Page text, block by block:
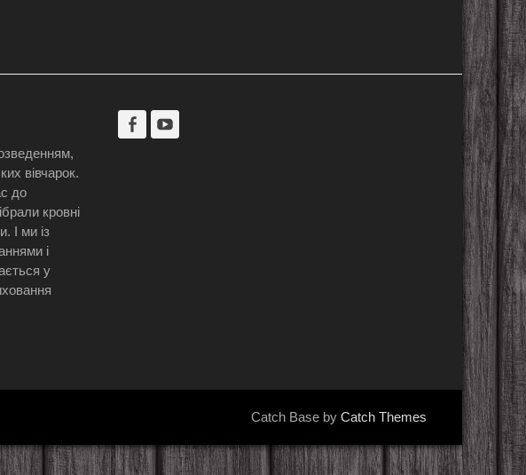
вівчарок.
до
кровні
І ми із
і
у
Facebook
Catch Base by Catch Themes